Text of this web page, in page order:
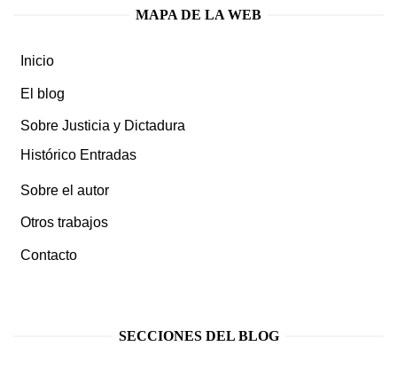
MAPA DE LA WEB
Inicio
El blog
Sobre Justicia y Dictadura
Histórico Entradas
Sobre el autor
Otros trabajos
Contacto
SECCIONES DEL BLOG